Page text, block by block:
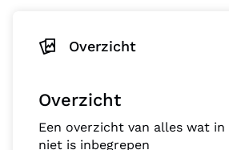
Overzicht
Overzicht
Een overzicht van alles wat in
niet is inbegrepen